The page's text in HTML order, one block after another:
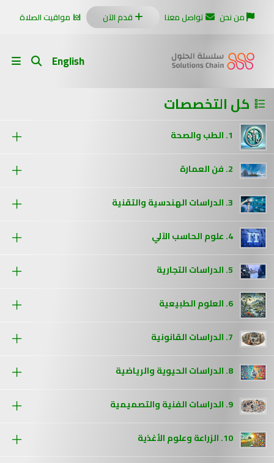
من نحن تواصل معنا قدم الآن مواقيت الصلاة
English
كل التخصصات
1. الطب والصحة
2. فن العمارة
3. الدراسات الهندسية والتقنية
4. علوم الحاسب الآلي
5. الدراسات التجارية
6. العلوم الطبيعية
7. الدراسات القانونية
8. الدراسات الحيوية والرياضية
9. الدراسات الفنية والتصميمية
10. الزراعة وعلوم الأغذية